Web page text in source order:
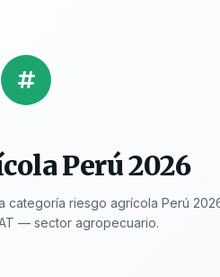
Perú 2026
categoría riesgo agrícola Perú
— sector agropecuario.